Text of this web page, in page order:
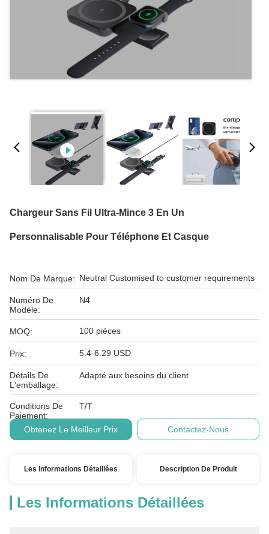
Chargeur Sans Fil Ultra-Mince 3 En Un
Personnalisable Pour Téléphone Et Casque
Nom De Marque: Neutral Customised to customer requirements
Numéro De
Modèle:
N4
MOQ: 100 pièces
Prix: 5.4-6.29 USD
Détails De
L'emballage:
Adapté aux besoins du client
Conditions De
Paiement:
T/T
Obtenez Le Meilleur Prix Contactez-Nous
Les Informations Détaillées Description De Produit
Les Informations Détaillées